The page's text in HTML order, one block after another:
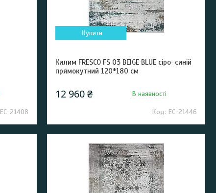
EC-21408
Купити
Килим FRESCO FS 03 BEIGE BLUE сіро-синій
прямокутний 120*180 см
12 960 ₴ В наявності
EC-21446